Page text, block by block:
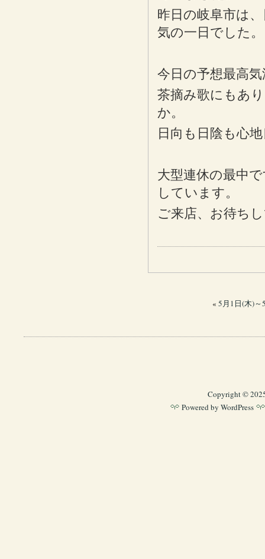
昨日の岐阜市は
気の一日でした。
今日の予想最高
茶摘み歌にもあ
か。
日向も日陰も心
大型連休の最中
しています。
ご来店、お待ち
« 5月1日(木)～
Copyright ©
Powered by WordPress